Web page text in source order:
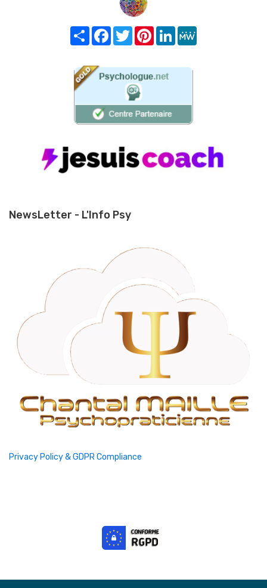
Share FacebookTwitterPinterest
LinkedIn
NewsLetter - L'Info Psy
Privacy Policy & GDPR Compliance